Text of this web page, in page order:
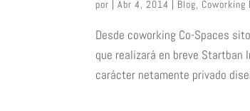
por |Abr 4, 2014 | Blog Coworking
Desde coworking Co-Spaces
que realizará en breve
carácter netamente privado